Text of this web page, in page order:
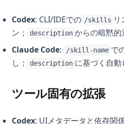
Codex: CLI/IDEでの /skills リ
ン；
description からの暗黙的
Claude Code: /skill-name で
し；
description に基づく自動
ツール固有の拡張
Codex: UIメタデータと依存関